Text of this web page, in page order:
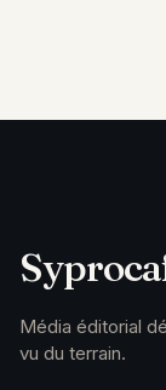
Média éditorial
vu du terrain.